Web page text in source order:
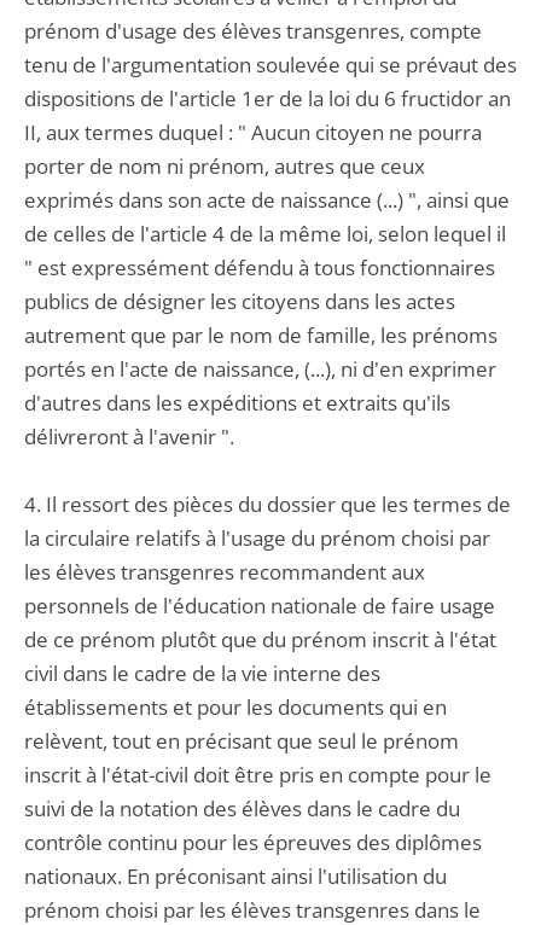
prénom d'usage des élèves transgenres, compte
tenu de l'argumentation soulevée qui se prévaut des
dispositions de l'article 1er de la loi du 6 fructidor an
II, aux termes duquel : " Aucun citoyen ne pourra
porter de nom ni prénom, autres que ceux
exprimés dans son acte de naissance (...) ", ainsi que
de celles de l'article 4 de la même loi, selon lequel il
" est expressément défendu à tous fonctionnaires
publics de désigner les citoyens dans les actes
autrement que par le nom de famille, les prénoms
portés en l'acte de naissance, (...), ni d'en exprimer
d'autres dans les expéditions et extraits qu'ils
délivreront à l'avenir ".
4. Il ressort des pièces du dossier que les termes de
la circulaire relatifs à l'usage du prénom choisi par
les élèves transgenres recommandent aux
personnels de l'éducation nationale de faire usage
de ce prénom plutôt que du prénom inscrit à l'état
civil dans le cadre de la vie interne des
établissements et pour les documents qui en
relèvent, tout en précisant que seul le prénom
inscrit à l'état-civil doit être pris en compte pour le
suivi de la notation des élèves dans le cadre du
contrôle continu pour les épreuves des diplômes
nationaux. En préconisant ainsi l'utilisation du
prénom choisi par les élèves transgenres dans le